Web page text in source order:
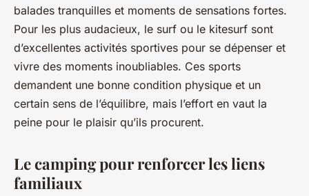
balades tranquilles et moments de sensations fortes.
Pour les plus audacieux, le surf ou le kitesurf sont
d’excellentes activités sportives pour se dépenser et
vivre des moments inoubliables. Ces sports
demandent une bonne condition physique et un
certain sens de l’équilibre, mais l’effort en vaut la
peine pour le plaisir qu’ils procurent.
Le camping pour renforcer les liens
familiaux